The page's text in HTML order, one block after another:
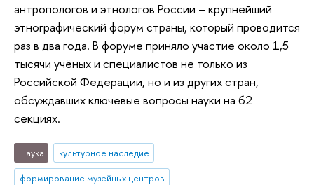
антропологов и этнологов России – крупнейший
этнографический форум страны, который проводится
раз в два года. В форуме приняло участие около 1,5
тысячи учёных и специалистов не только из
Российской Федерации, но и из других стран,
обсуждавших ключевые вопросы науки на 62
секциях.
Наука
культурное наследие
формирование музейных центров